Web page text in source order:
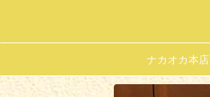
ナカオカ本店